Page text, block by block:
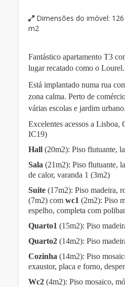
Dimensões do imóvel: 126
m2
Fantástico apartamento T3
lugar recatado como o Lourel.
Está implantado numa rua
zona calma. Perto de
várias escolas e jardim urbano.
Excelentes acessos a Lisboa,
IC19)
Hall (20m2): Piso flutuante,
Sala (21m2): Piso flutuante,
de calor, varanda 1 (3m2)
Suite (17m2): Piso madeira,
(7m2) com wc1 (2m2): Piso
espelho, completa com
Quarto1 (15m2): Piso
Quarto2 (14m2): Piso
Cozinha (14m2): Piso
exaustor, placa e forno,
Wc2 (4m2): Piso mosaico,